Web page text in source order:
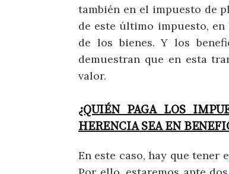
también en el impuesto de
de este último impuesto, en
de los bienes. Y los
demuestran que en esta
valor.
¿QUIÉN PAGA LOS
HERENCIA SEA EN
En este caso, hay que tener